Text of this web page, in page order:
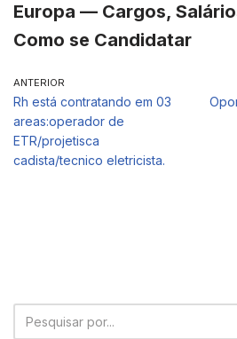
Europa — Cargos,
Como se Candidatar
ANTERIOR
Rh está contratando em 03
areas:operador de
ETR/projetisca
cadista/tecnico eletricista.